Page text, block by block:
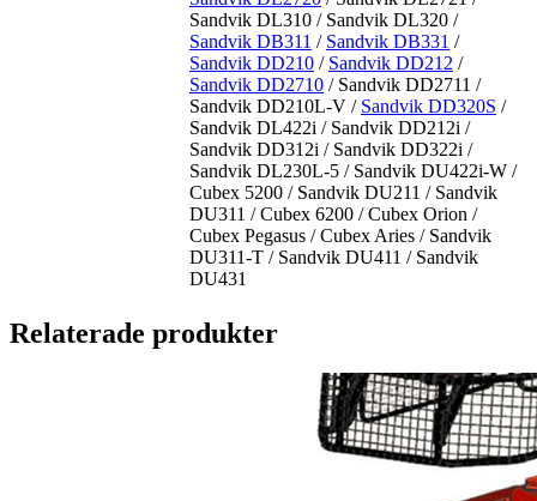
Sandvik DL310 / Sandvik DL320 /
Sandvik DB311 / Sandvik DB331 /
Sandvik DD210 / Sandvik DD212 /
Sandvik DD2710 / Sandvik DD2711 /
Sandvik DD210L-V / Sandvik DD320S /
Sandvik DL422i / Sandvik DD212i /
Sandvik DD312i / Sandvik DD322i /
Sandvik DL230L-5 / Sandvik DU422i-W /
Cubex 5200 / Sandvik DU211 / Sandvik
DU311 / Cubex 6200 / Cubex Orion /
Cubex Pegasus / Cubex Aries / Sandvik
DU311-T / Sandvik DU411 / Sandvik
DU431
Relaterade produkter